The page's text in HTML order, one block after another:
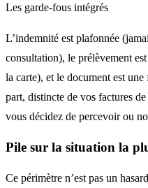
Les garde-fous intégrés
L’indemnité est plafonnée
consultation), le prélèvement
la carte), et le document est
part, distincte de vos factures
vous décidez de percevoir ou
Pile sur la situation la
Ce périmètre n’est pas un